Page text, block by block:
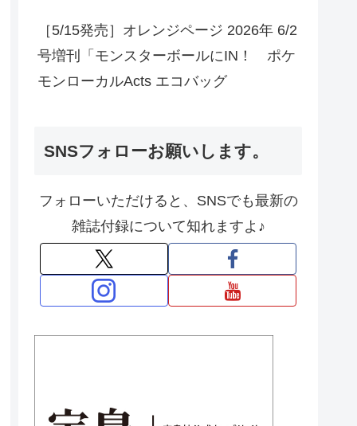
［5/15発売］オレンジページ 2026年 6/2
号増刊「モンスターボールにIN！ ポケ
モンローカルActs エコバッグ
SNSフォローお願いします。
フォローいただけると、SNSでも最新の
雑誌付録について知れますよ♪